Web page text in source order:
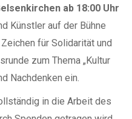
ab 18:00 Uhr
Künstler auf der Bühne
für Solidarität und
zum Thema „Kultur
Nachdenken ein.
in die Arbeit des